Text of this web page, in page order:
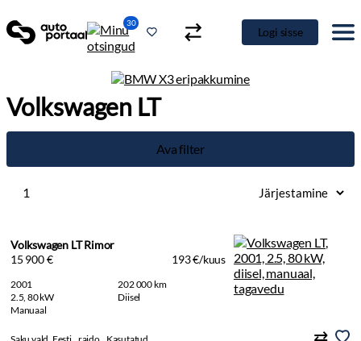
30
Logi sisse
Volkswagen LT
Ava filter
1
Volkswagen LT Rimor
15 900 €
193 €/kuus
2001
202 000 km
2.5, 80 kW
Diisel
Manuaal